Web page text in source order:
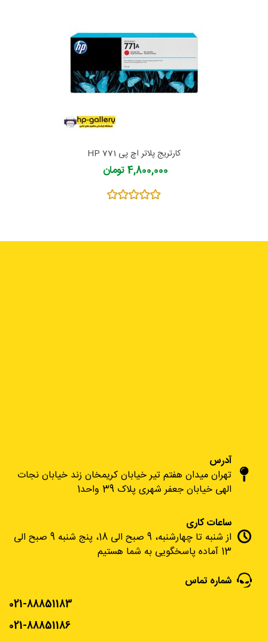
کارتریج پلاتر اچ پی 771 HP
4,800,000 تومان
آدرس
تهران میدان هفتم تیر خیابان کریمخان زند خیابان نجات
الهی خیابان جعفر شهری پلاک 39 واحد1
ساعات کاری
از شنبه تا چهارشنبه، 9 صبح الی 18، پنج شنبه 9 صبح الی
13 آماده پاسخگویی به شما هستیم
شماره تماس
021-88851183
021-88851186